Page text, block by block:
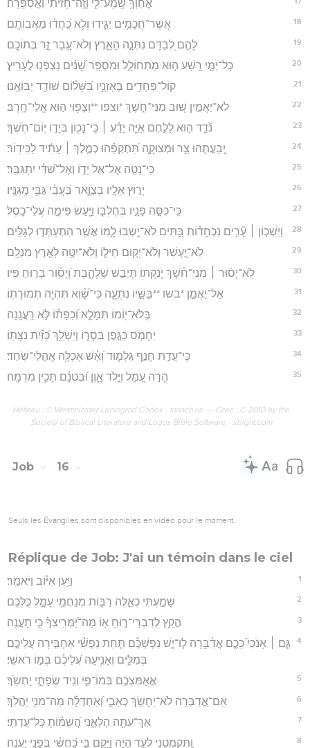
אֲחַוְךָ֥ שְֽׁמַֽע־לִ֑י וְזֶֽה־חָ֝זִ֗יתִי וַאֲסַפֵּֽרָה׃
18 אֲשֶׁר־חֲכָמִ֥ים יַגִּ֑ידוּ וְלֹ֥א כִֽ֝חֲד֗וּ מֵאֲבוֹתָֽם׃
19 לָהֶ֣ם לְ֭בַדָּם נִתְּנָ֣ה הָאָ֑רֶץ וְלֹא־עָ֖בַר זָ֣ר בְּתוֹכָֽם׃
20 כָּל־יְמֵ֣י רָ֭שָׁע ה֣וּא מִתְחוֹלֵ֑ל וּמִסְפַּ֥ר שָׁ֝נִ֗ים נִצְפְּנ֥וּ לֶעָרִֽיץ׃
21 קוֹל־פְּחָדִ֥ים בְּאָזְנָ֑יו בַּ֝שָּׁל֗וֹם שׁוֹדֵ֥ד יְבוֹאֶֽנּוּ׃
22 לֹא־יַאֲמִ֣ין שׁ֭וּב מִנִּי־חֹ֑שֶׁךְ *וצפו **וְצָפ֖וּי ה֣וּא אֱלֵי־חָֽרֶב׃
23 נֹ֘דֵ֤ד ה֣וּא לַלֶּ֣חֶם אַיֵּ֑ה יָדַ֓ע ׀ כִּֽי־נָכ֖וֹן בְּיָד֣וֹ יֽוֹם־חֹֽשֶׁךְ׃
24 יְֽ֭בַעֲתֻהוּ צַ֣ר וּמְצוּקָ֑ה תִּ֝תְקְפֵ֗הוּ כְּמֶ֤לֶךְ ׀ עָתִ֬יד לַכִּידֽוֹר׃
25 כִּֽי־נָטָ֣ה אֶל־אֵ֣ל יָד֑וֹ וְאֶל־שַׁ֝דַּ֗י יִתְגַּבָּֽר׃
26 יָר֣וּץ אֵלָ֣יו בְּצַוָּ֑אר בַּ֝עֲבִ֗י גַּבֵּ֥י מָֽגִנָּֽיו׃
27 כִּֽי־כִסָּ֣ה פָנָ֣יו בְּחֶלְבּ֑וֹ וַיַּ֖עַשׂ פִּימָ֣ה עֲלֵי־כָֽסֶל׃
28 וַיִּשְׁכּ֤וֹן ׀ עָ֘רִ֤ים נִכְחָד֗וֹת בָּ֭תִּים לֹא־יֵ֣שְׁבוּ לָ֑מוֹ אֲשֶׁ֖ר הִתְעַתְּד֣וּ לְגַלִּֽים׃
29 לֹֽא־יֶ֭עְשַׁר וְלֹא־יָק֣וּם חֵיל֑וֹ וְלֹֽא־יִטֶּ֖ה לָאָ֣רֶץ מִנְלָֽם׃
30 לֹֽא־יָס֨וּר ׀ מִנִּי־חֹ֗שֶׁךְ יֹֽ֭נַקְתּוֹ תְּיַבֵּ֣שׁ שַׁלְהָ֑בֶת וְ֝יָס֗וּר בְּר֣וּחַ פִּֽיו׃
31 אַל־יַאֲמֵ֣ן *בשו **בַּשָּׁ֣יו נִתְעָ֑ה כִּי־שָׁ֝֗וְא תִּהְיֶ֥ה תְמוּרָתֽוֹ׃
32 בְּֽלֹא־י֭וֹמוֹ תִּמָּלֵ֑א וְ֝כִפָּת֗וֹ לֹ֣א רַעֲנָֽנָה׃
33 יַחְמֹ֣ס כַּגֶּ֣פֶן בִּסְר֑וֹ וְיַשְׁלֵ֥ךְ כַּ֝זַּ֗יִת נִצָּתֽוֹ׃
34 כִּֽי־עֲדַ֣ת חָנֵ֣ף גַּלְמ֑וּד וְ֝אֵ֗שׁ אָכְלָ֥ה אָֽהֳלֵי־שֹֽׁחַד׃
35 הָרֹ֣ה עָ֭מָל וְיָ֣לֹד אָ֑וֶן וּ֝בִטְנָ֗ם תָּכִ֥ין מִרְמָֽה׃
Hébreu : © Westminster Leningrad Codex - tanach.us --- Grec : © 2010 by the
Society of Biblical Literature and Logos Bible Software - sblgnt.com
Job 16
Seuls les Évangiles sont disponibles en vidéo pour le moment.
Réplique de Job: J'ai un témoin dans le ciel
1 וַיַּ֥עַן אִיּ֗וֹב וַיֹּאמַֽר׃
2 שָׁמַ֣עְתִּי כְאֵ֣לֶּה רַבּ֑וֹת מְנַחֲמֵ֖י עָמָ֣ל כֻּלְּכֶֽם׃
3 הֲקֵ֥ץ לְדִבְרֵי־ר֑וּחַ א֥וֹ מַה־יַּ֝מְרִֽיצְךָ֗ כִּ֣י תַעֲנֶֽה׃
4
גַּ֤ם ׀ אָנֹכִי֮ כָּכֶ֪ם אֲדַ֫בֵּ֥רָה ל֤וּ־יֵ֪שׁ נַפְשְׁכֶ֡ם תַּ֤חַת נַפְשִׁ֗י אַחְבִּ֣ירָה עֲלֵיכֶ֣ם
בְּמִלִּ֑ים וְאָנִ֥יעָה עֲ֝לֵיכֶ֗ם בְּמ֣וֹ רֹאשִֽׁי׃
5 אֲאַמִּצְכֶ֥ם בְּמוֹ־פִ֑י וְנִ֖יד שְׂפָתַ֣י יַחְשֹֽׂךְ׃
6 אִֽם־אֲ֭דַבְּרָה לֹא־יֵחָשֵׂ֣ךְ כְּאֵבִ֑י וְ֝אַחְדְּלָ֗ה מַה־מִנִּ֥י יַהֲלֹֽךְ׃
7 אַךְ־עַתָּ֥ה הֶלְאָ֑נִי הֲ֝שִׁמּ֗וֹתָ כָּל־עֲדָתִֽי׃
8 וַֽ֭תִּקְמְטֵנִי לְעֵ֣ד הָיָ֑ה וַיָּ֥קָם בִּ֥י כַ֝חֲשִׁ֗י בְּפָנַ֥י יַעֲנֶֽה׃